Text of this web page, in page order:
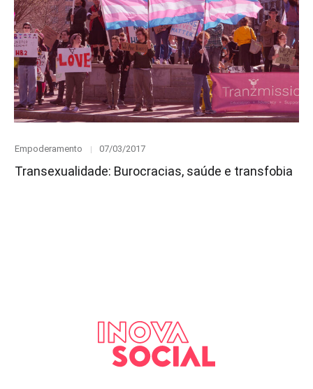
Category
Empoderamento
Posted
07/03/2017
Transexualidade: Burocracias, saúde e transfobia